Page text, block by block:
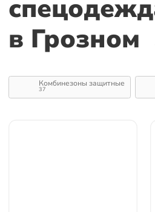
в Грозном
Комбинезоны защитные
37